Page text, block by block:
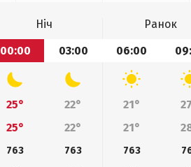
Ніч Ранок
00:00
03:00 06:00
25° 22° 21°
25°
22° 21°
763 763 763